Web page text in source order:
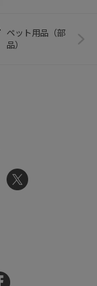
ペット用品（部
品）